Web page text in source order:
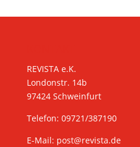
REVISTA e.K.
Londonstr. 14b
97424 Schweinfurt
Telefon: 09721/387190
E-Mail: post@revista.de